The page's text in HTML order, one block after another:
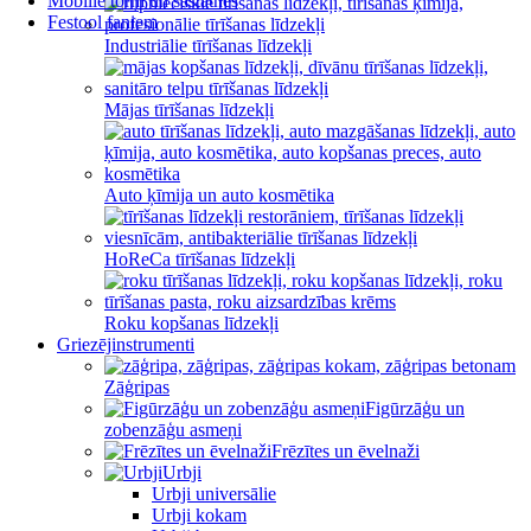
Festool faniem
Industriālie tīrīšanas līdzekļi
Mājas tīrīšanas līdzekļi
Auto ķīmija un auto kosmētika
HoReCa tīrīšanas līdzekļi
Roku kopšanas līdzekļi
Griezējinstrumenti
Zāģripas
Figūrzāģu un
zobenzāģu asmeņi
Frēzītes un ēvelnaži
Urbji
Urbji universālie
Urbji kokam